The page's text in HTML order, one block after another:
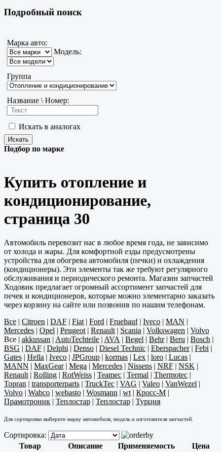
Подробный поиск
Марка авто:
Модель:
Группа
Название \ Номер:
Искать в аналогах
Подбор по марке
Купить отопление и
кондиционирование,
страница 30
Автомобиль перевозит нас в любое время года, не зависимо
от холода и жары. Для комфортной езды предусмотрены
устройства для обогрева автомобиля (печки) и охлаждения
(кондиционеры). Эти элементы так же требуют регулярного
обслуживания и периодического ремонта. Магазин запчастей
Ходовик предлагает огромный ассортимент запчастей для
печек и кондиционеров, которые можно элементарно заказать
через корзину на сайте или позвонив по нашим телефонам.
Все | Citroen | DAF | Fiat | Ford | Fruehauf| Iveco | MAN |
Mercedes | Opel | Peugeot | Renault | Scania | Volkswagen | Volvo
Все | akkussan | AutoTechteile | AVA | Begel | Behr| Beru | Bosch |
BSG | DAF | Delphi | Denso | Diesel Technic | Eberspacher| Febi |
Gates | Hella | Iveco | JPGroup | kormas | Lex | loro | Lucas |
MANN | MaxGear| Mega | Mercedes | Nissens | NRF | NSK |
Renault | Rolling | RotWeiss | Teamec | Termal | Thermotec |
Topran | transporterparts | TruckTec | VAG | Valeo | VanWezel |
Volvo | Wabco | webasto | Wosmann | wt | Кросс-М |
Прамотроник | Теплостар | Теплостар | Турция
Для сортировки выберите марку автомобиля, модель и изготовителя запчастей.
Сортировка:
Товар
Описание Применяемость Цена